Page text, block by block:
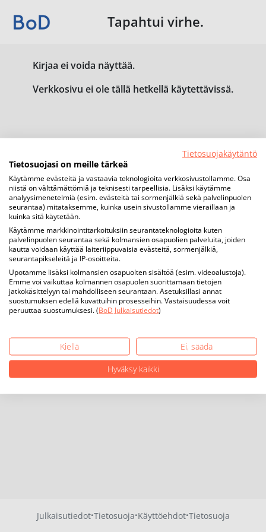
Tapahtui virhe.
Kirjaa ei voida näyttää.
Verkkosivu ei ole tällä hetkellä käytettävissä.
Julkaisutiedot·Tietosuoja·Käyttöehdot·Tietosuoja
Tietosuojakäytäntö
Tietosuojasi on meille tärkeä
Käytämme evästeitä ja vastaavia teknologioita verkkosivustollamme. Osa
niistä on välttämättömiä ja teknisesti tarpeellisia. Lisäksi käytämme
analyysimenetelmiä (esim. evästeitä tai sormenjälkiä sekä palvelinpuolen
seurantaa) mitataksemme, kuinka usein sivustollamme vieraillaan ja
kuinka sitä käytetään.
Käytämme markkinointitarkoituksiin seurantateknologioita kuten
palvelinpuolen seurantaa sekä kolmansien osapuolien palveluita, joiden
kautta voidaan käyttää laiteriippuvaisia evästeitä, sormenjälkiä,
seurantapikseleitä ja IP-osoitteita.
Upotamme lisäksi kolmansien osapuolten sisältöä (esim. videoalustoja).
Emme voi vaikuttaa kolmannen osapuolen suorittamaan tietojen
jatkokäsittelyyn tai mahdolliseen seurantaan. Asetuksillasi annat
suostumuksen edellä kuvattuihin prosesseihin. Vastaisuudessa voit
peruuttaa suostumuksesi. (BoD Julkaisutiedot)
Kiellä
Ei, säädä
Hyväksy kaikki